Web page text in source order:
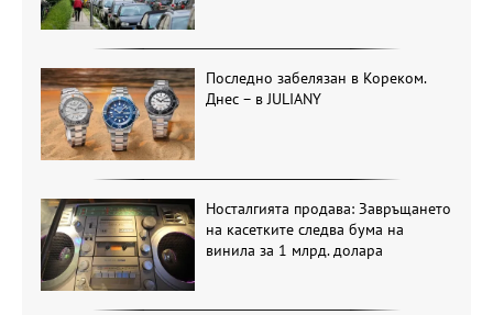
Последно забелязан в Кореком.
Днес – в JULIANY
Носталгията продава: Завръщането
на касетките следва бума на
винила за 1 млрд. долара